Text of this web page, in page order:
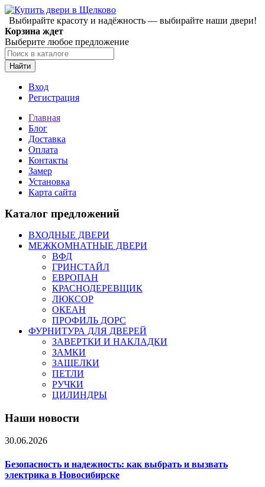
Выбирайте красоту и надёжность — выбирайте наши двери!
Корзина ждет
Выберите любое предложение
Найти
Вход
Регистрация
Главная
Блог
Доставка
Оплата
Контакты
Замер
Установка
Карта сайта
Каталог предложений
ВХОДНЫЕ ДВЕРИ
МЕЖКОМНАТНЫЕ ДВЕРИ
ВФД
ГРИНСТАЙЛ
ЕВРОПАН
КРАСНОДЕРЕВЩИК
ЛЮКСОР
ОКЕАН
ПРОФИЛЬ ДОРС
ФУРНИТУРА ДЛЯ ДВЕРЕЙ
ЗАВЕРТКИ И НАКЛАДКИ
ЗАМКИ
ЗАЩЕЛКИ
ПЕТЛИ
РУЧКИ
ЦИЛИНДРЫ
Наши новости
30.06.2026
Безопасность и надежность: как выбрать и вызвать
электрика в Новосибирске